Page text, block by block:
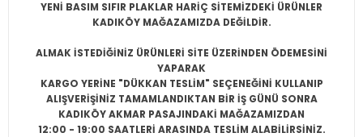
YENİ BASIM SIFIR PLAKLAR HARİÇ SİTEMİZDEKİ ÜRÜNLER
KADIKÖY MAĞAZAMIZDA DEĞİLDİR.
ALMAK İSTEDİĞİNİZ ÜRÜNLERİ SİTE ÜZERİNDEN ÖDEMESİNİ
YAPARAK
KARGO YERİNE "DÜKKAN TESLİM" SEÇENEĞİNİ KULLANIP
ALIŞVERİŞİNİZ TAMAMLANDIKTAN BİR İŞ GÜNÜ SONRA
KADIKÖY AKMAR PASAJINDAKİ MAĞAZAMIZDAN
12:00 - 19:00 SAATLERİ ARASINDA TESLİM ALABİLİRSİNİZ.